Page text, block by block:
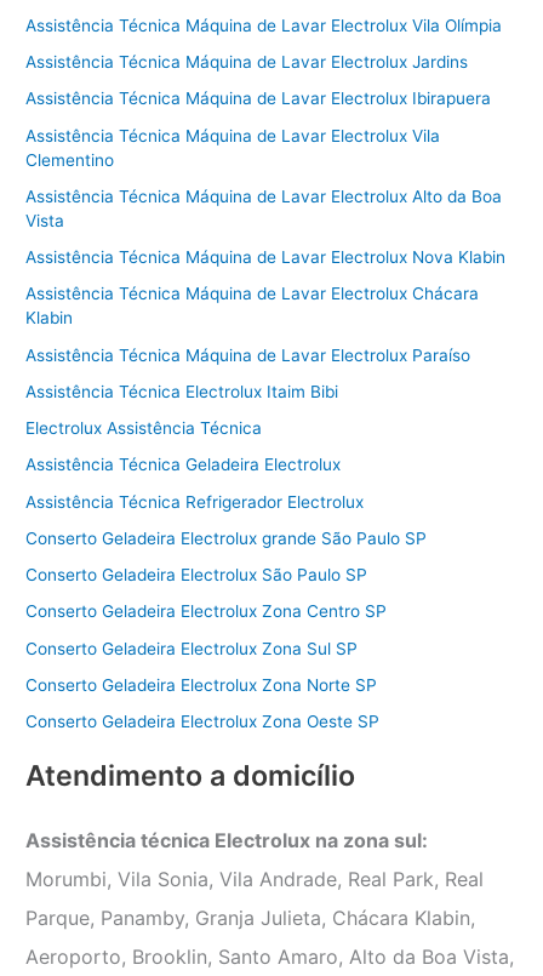
Assistência Técnica Máquina de Lavar Electrolux Vila Olímpia
Assistência Técnica Máquina de Lavar Electrolux Jardins
Assistência Técnica Máquina de Lavar Electrolux Ibirapuera
Assistência Técnica Máquina de Lavar Electrolux Vila
Clementino
Assistência Técnica Máquina de Lavar Electrolux Alto da Boa
Vista
Assistência Técnica Máquina de Lavar Electrolux Nova Klabin
Assistência Técnica Máquina de Lavar Electrolux Chácara
Klabin
Assistência Técnica Máquina de Lavar Electrolux Paraíso
Assistência Técnica Electrolux Itaim Bibi
Electrolux Assistência Técnica
Assistência Técnica Geladeira Electrolux
Assistência Técnica Refrigerador Electrolux
Conserto Geladeira Electrolux grande São Paulo SP
Conserto Geladeira Electrolux São Paulo SP
Conserto Geladeira Electrolux Zona Centro SP
Conserto Geladeira Electrolux Zona Sul SP
Conserto Geladeira Electrolux Zona Norte SP
Conserto Geladeira Electrolux Zona Oeste SP
Atendimento a domicílio
Assistência técnica Electrolux na zona sul:
Morumbi, Vila Sonia, Vila Andrade, Real Park, Real
Parque, Panamby, Granja Julieta, Chácara Klabin,
Aeroporto, Brooklin, Santo Amaro, Alto da Boa Vista,